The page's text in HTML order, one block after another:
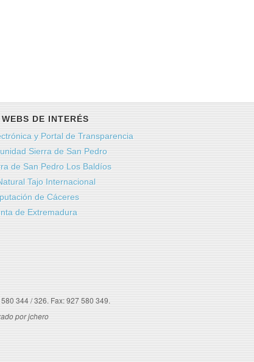
DE INTERÉS
y Portal de Transparencia
Sierra de San Pedro
de San Pedro Los Baldíos
Tajo Internacional
de Cáceres
de Extremadura
344 / 326. Fax: 927 580 349.
por jchero